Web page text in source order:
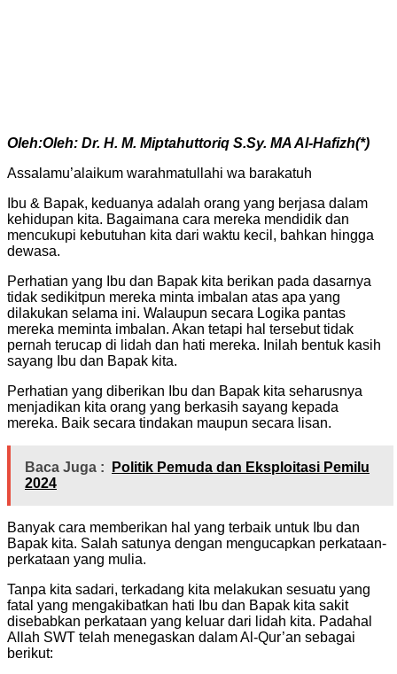
Oleh:Oleh: Dr. H. M. Miptahuttoriq S.Sy. MA Al-Hafizh(*)
Assalamu’alaikum warahmatullahi wa barakatuh
Ibu & Bapak, keduanya adalah orang yang berjasa dalam
kehidupan kita. Bagaimana cara mereka mendidik dan
mencukupi kebutuhan kita dari waktu kecil, bahkan hingga
dewasa.
Perhatian yang Ibu dan Bapak kita berikan pada dasarnya
tidak sedikitpun mereka minta imbalan atas apa yang
dilakukan selama ini. Walaupun secara Logika pantas
mereka meminta imbalan. Akan tetapi hal tersebut tidak
pernah terucap di lidah dan hati mereka. Inilah bentuk kasih
sayang Ibu dan Bapak kita.
Perhatian yang diberikan Ibu dan Bapak kita seharusnya
menjadikan kita orang yang berkasih sayang kepada
mereka. Baik secara tindakan maupun secara lisan.
Baca Juga :
Politik Pemuda dan Eksploitasi Pemilu
2024
Banyak cara memberikan hal yang terbaik untuk Ibu dan
Bapak kita. Salah satunya dengan mengucapkan perkataan-
perkataan yang mulia.
Tanpa kita sadari, terkadang kita melakukan sesuatu yang
fatal yang mengakibatkan hati Ibu dan Bapak kita sakit
disebabkan perkataan yang keluar dari lidah kita. Padahal
Allah SWT telah menegaskan dalam Al-Qur’an sebagai
berikut: